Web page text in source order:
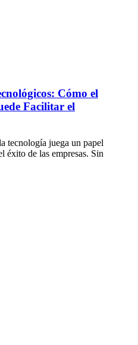
Cómo el
Facilitar el
tecnología juega un papel
éxito de las empresas. Sin